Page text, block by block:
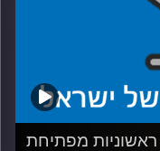
והאם זו סדרת
ראשוניות מפתיחת